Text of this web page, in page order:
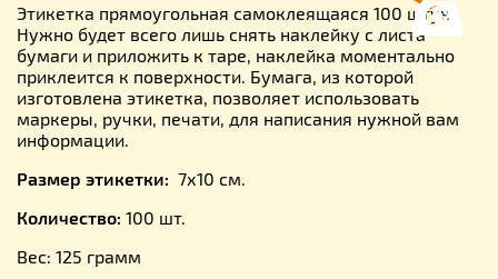
Этикетка прямоугольная самоклеящаяся 100 штук .
Нужно будет всего лишь снять наклейку с листа
бумаги и приложить к таре, наклейка моментально
приклеится к поверхности. Бумага, из которой
изготовлена этикетка, позволяет использовать
маркеры, ручки, печати, для написания нужной вам
информации.
Размер этикетки: 7х10 см.
Количество: 100 шт.
Вес: 125 грамм